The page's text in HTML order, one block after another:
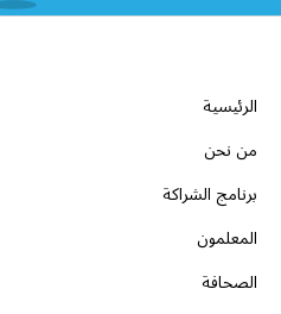
الرئيسية
من نحن
برنامج الشراكة
المعلمون
الصحافة